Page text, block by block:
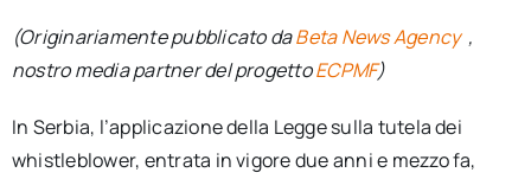
(Originariamente pubblicato daBeta News Agency ,
nostro media partner del progettoECPMF)
In Serbia, l’applicazione della Legge sulla tutela dei
whistleblower, entrata in vigore due anni e mezzo fa,